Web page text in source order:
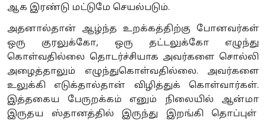
ஆக இரண்டு மட்டுமே செயல்படும்.
அதனால்தான் ஆழ்ந்த உறக்கத்திற்கு போனவர்கள்
ஒரு குரலுக்கோ, ஒரு தட்டலுக்கோ எழுந்து
கொள்வதில்லை தொடர்ச்சியாக அவர்களை சொல்லி
அழைத்தாலும் எழுந்துகொள்வதில்லை. அவர்களை
உலுக்கி எடுக்தால்தான் விழித்துக் கொள்வார்கள்.
இத்தகைய பேருறக்கம் எனும் நிலையில் ஆன்மா
இருதய ஸ்தானத்தில் இருந்து இறங்கி தொப்புள்